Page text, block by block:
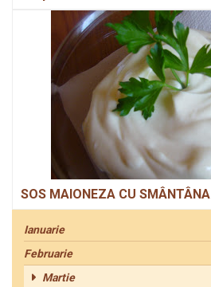
SOS MAIONEZA CU SMÂNTÂNA
Ianuarie
Februarie
Martie